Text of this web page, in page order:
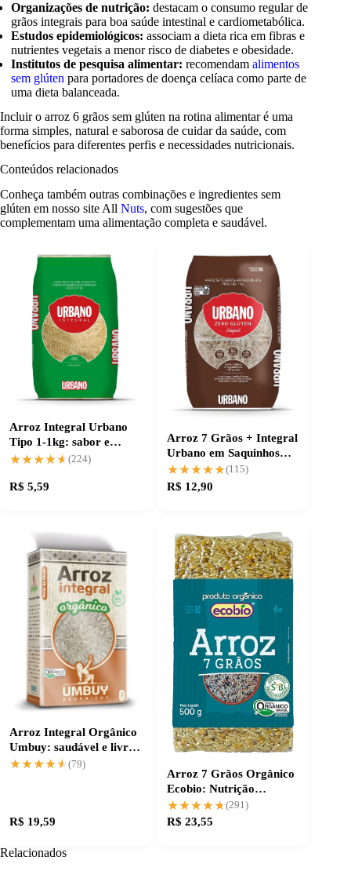
Organizações de nutrição: destacam o consumo regular de
grãos integrais para boa saúde intestinal e cardiometabólica.
Estudos epidemiológicos: associam a dieta rica em fibras e
nutrientes vegetais a menor risco de diabetes e obesidade.
Institutos de pesquisa alimentar: recomendamalimentos
sem glúten para portadores de doença celíaca como parte de
uma dieta balanceada.
Incluir o arroz 6 grãos sem glúten na rotina alimentar é uma
forma simples, natural e saborosa de cuidar da saúde, com
benefícios para diferentes perfis e necessidades nutricionais.
Conteúdos relacionados
Conheça também outras combinações e ingredientes sem
glúten em nosso site All Nuts, com sugestões que
complementam uma alimentação completa e saudável.
Arroz Integral Urbano
Tipo 1-1kg: sabor e
qualidade garantida
★★★★★
★★★★★ (224)
R$ 5,59
Arroz 7 Grãos + Integral
Urbano em Saquinhos
Práticos
★★★★★
★★★★★(115)
R$ 12,90
Arroz Integral Orgânico
Umbuy: saudável e livre
de agrotóxicos
★★★★★
★★★★★ (79)
R$ 19,59
Arroz 7 Grãos Orgânico
Ecobio: Nutrição
Completa na Medida
Certa
★★★★★
★★★★★(291)
R$ 23,55
Relacionados